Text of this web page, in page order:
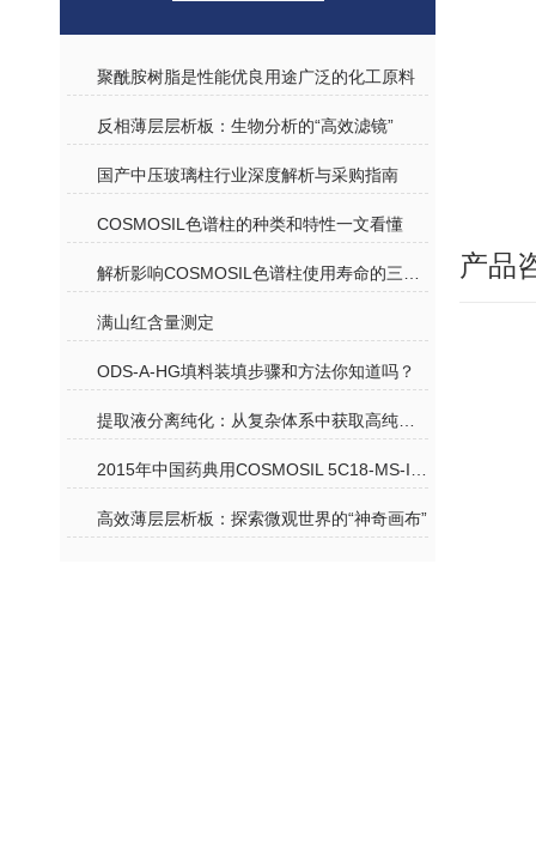
聚酰胺树脂是性能优良用途广泛的化工原料
反相薄层层析板：生物分析的“高效滤镜”
国产中压玻璃柱行业深度解析与采购指南
COSMOSIL色谱柱的种类和特性一文看懂
满山红含量测定
ODS-A-HG填料装填步骤和方法你知道吗？
高效薄层层析板：探索微观世界的“神奇画布”
产品